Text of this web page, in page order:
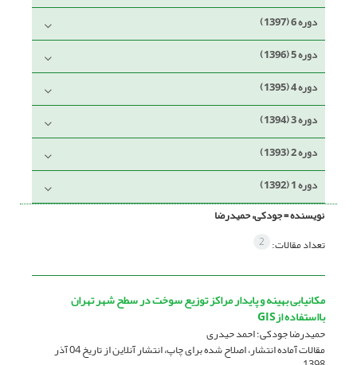
دوره 6 (1397)
دوره 5 (1396)
دوره 4 (1395)
دوره 3 (1394)
دوره 2 (1393)
دوره 1 (1392)
نویسنده =جودکی، حمیدرضا
تعداد مقالات: 2
مکانیابی بهینه و پایدار مراکز توزیع سوخت در سطح شهر تهران
بااستفاده ازGIS
حمیدرضا جودکی؛ احمد حیدری
مقالات آماده انتشار، اصلاح شده برای چاپ، انتشار آنلاین از تاریخ 04 آذر